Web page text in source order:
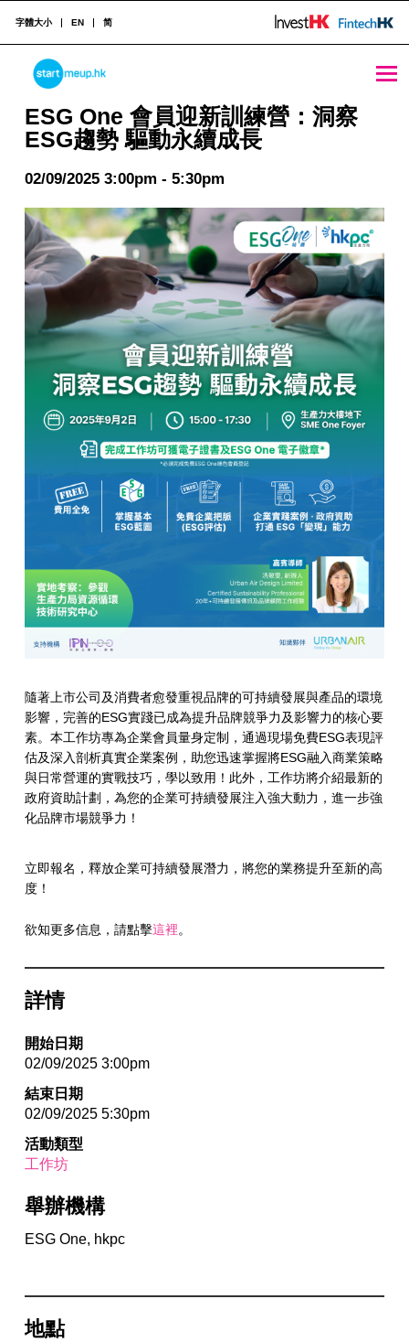
ESG One 會員迎新訓練營：洞察ESG趨勢 驅動永續成長 - StartmeupHK
STARTMEUPHK
字體大小 EN 简
ESG One 會員迎新訓練營：洞察
ESG趨勢 驅動永續成長
02/09/2025 3:00pm - 5:30pm
隨著上市公司及消費者愈發重視品牌的可持續發展與產品的環境
影響，完善的ESG實踐已成為提升品牌競爭力及影響力的核心要
素。本工作坊專為企業會員量身定制，通過現場免費ESG表現評
估及深入剖析真實企業案例，助您迅速掌握將ESG融入商業策略
與日常營運的實戰技巧，學以致用！此外，工作坊將介紹最新的
政府資助計劃，為您的企業可持續發展注入強大動力，進一步強
化品牌市場競爭力！
立即報名，釋放企業可持續發展潛力，將您的業務提升至新的高
度！
欲知更多信息，請點擊這裡。
詳情
開始日期
02/09/2025 3:00pm
結束日期
02/09/2025 5:30pm
活動類型
工作坊
舉辦機構
ESG One, hkpc
地點